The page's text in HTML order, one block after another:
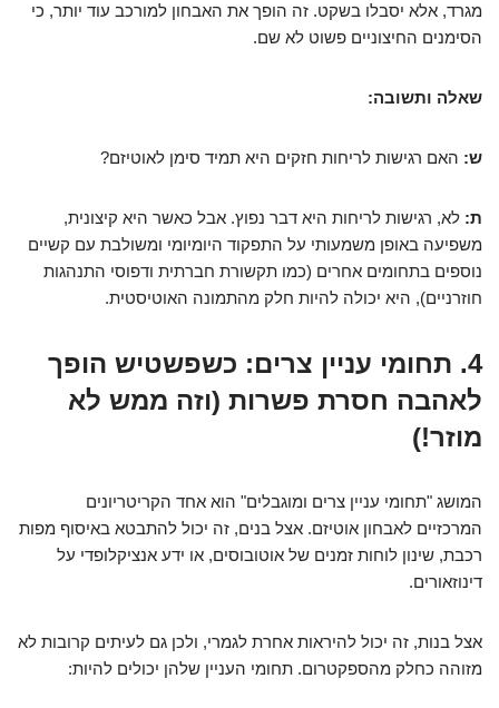
מגרד, אלא יסבלו בשקט. זה הופך את האבחון למורכב עוד יותר, כי
הסימנים החיצוניים פשוט לא שם.
שאלה ותשובה:
ש: האם רגישות לריחות חזקים היא תמיד סימן לאוטיזם?
ת: לא, רגישות לריחות היא דבר נפוץ. אבל כאשר היא קיצונית,
משפיעה באופן משמעותי על התפקוד היומיומי ומשולבת עם קשיים
נוספים בתחומים אחרים (כמו תקשורת חברתית ודפוסי התנהגות
חוזרניים), היא יכולה להיות חלק מהתמונה האוטיסטית.
4. תחומי עניין צרים: כשפשטיש הופך
לאהבה חסרת פשרות (וזה ממש לא
מוזר!)
המושג "תחומי עניין צרים ומוגבלים" הוא אחד הקריטריונים
המרכזיים לאבחון אוטיזם. אצל בנים, זה יכול להתבטא באיסוף מפות
רכבת, שינון לוחות זמנים של אוטובוסים, או ידע אנציקלופדי על
דינוזאורים.
אצל בנות, זה יכול להיראות אחרת לגמרי, ולכן גם לעיתים קרובות לא
מזוהה כחלק מהספקטרום. תחומי העניין שלהן יכולים להיות: